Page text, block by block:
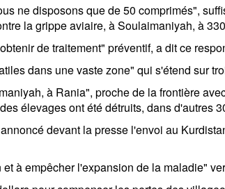
ne disposons que de 50 comprimés",
la grippe aviaire, à Soulaimaniyah, à
de traitement" préventif, a dit ce
dans une vaste zone" qui s'étend sur
à Rania", proche de la frontière
élevages ont été détruits, dans d'autres
devant la presse l'envoi au
à empêcher l'expansion de la maladie"